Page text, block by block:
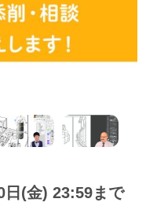
日(金) 23:59まで